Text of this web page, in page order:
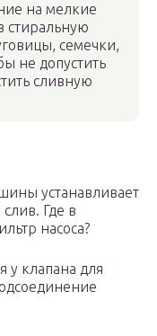
на мелкие
стиральную
семечки,
не допустить
сливную
устанавливает
Где в
насоса?
у клапана для